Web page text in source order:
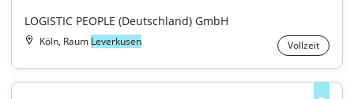
LOGISTIC PEOPLE (Deutschland) GmbH
Köln, Raum Leverkusen Vollzeit